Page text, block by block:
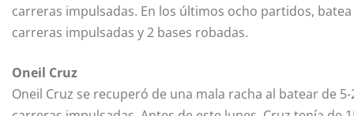
carreras impulsadas. En los últimos ocho partidos,
carreras impulsadas y 2 bases robadas.
Oneil Cruz
Oneil Cruz se recuperó de una mala racha al batear de